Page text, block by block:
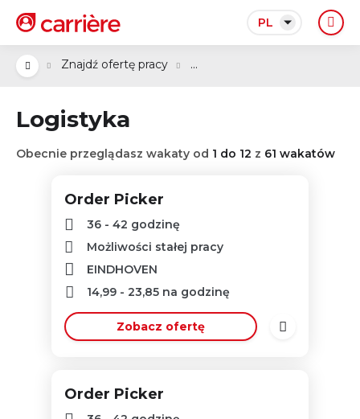
PL
Znajdź ofertę pracy ...
Logistyka
Obecnie przeglądasz wakaty od 1 do 12 z 61 wakatów
Order Picker
36 - 42 godzinę
Możliwości stałej pracy
EINDHOVEN
14,99 - 23,85 na godzinę
Zobacz ofertę
Order Picker